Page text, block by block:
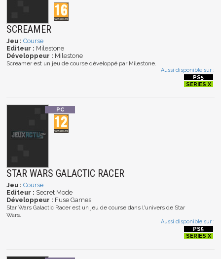
SCREAMER
Jeu : Course
Editeur : Milestone
Développeur : Milestone
Screamer est un jeu de course développé par Milestone.
Aussi disponible sur :
STAR WARS GALACTIC RACER
Jeu : Course
Editeur : Secret Mode
Développeur : Fuse Games
Star Wars Galactic Racer est un jeu de course dans l'univers de Star
Wars.
Aussi disponible sur :